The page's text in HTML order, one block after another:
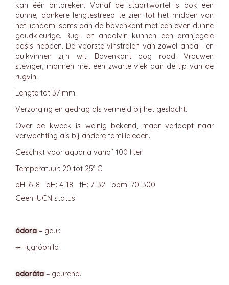
kan één ontbreken. Vanaf de staartwortel is ook een
dunne, donkere lengtestreep te zien tot het midden van
het lichaam, soms aan de bovenkant met een even dunne
goudkleurige. Rug- en anaalvin kunnen een oranjegele
basis hebben. De voorste vinstralen van zowel anaal- en
buikvinnen zijn wit. Bovenkant oog rood. Vrouwen
steviger, mannen met een zwarte vlek aan de tip van de
rugvin.
Lengte tot 37 mm.
Verzorging en gedrag als vermeld bij het geslacht.
Over de kweek is weinig bekend, maar verloopt naar
verwachting als bij andere familieleden.
Geschikt voor aquaria vanaf 100 liter.
Temperatuur: 20 tot 25° C
pH: 6-8 dH: 4-18 fH: 7-32 ppm: 70-300
Geen IUCN status.
ódora = geur.
➛Hygróphila
odoráta = geurend.